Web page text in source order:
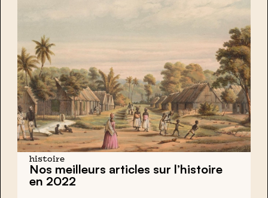
histoire
Nos meilleurs articles sur l’histoire
en 2022